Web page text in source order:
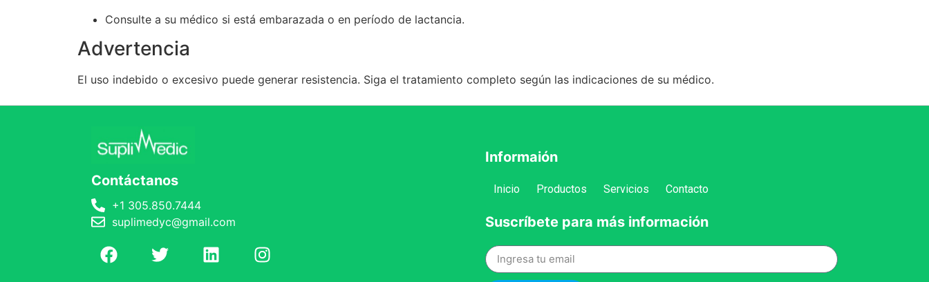
Consulte a su médico si está embarazada o en período de lactancia.
Advertencia
El uso indebido o excesivo puede generar resistencia. Siga el tratamiento completo según las indicaciones de su médico.
Contáctanos
+1 305.850.7444
suplimedyc@gmail.com
Informaión
Inicio Productos Servicios Contacto
Suscríbete para más información